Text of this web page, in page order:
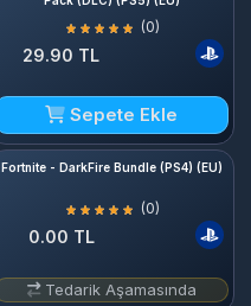
(0)
29.90 TL
Sepete Ekle
Fortnite - DarkFire Bundle (PS4) (EU)
(0)
0.00 TL
Tedarik Aşamasında